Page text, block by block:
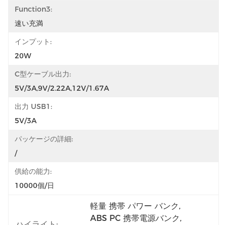
Function3:
速い充満
インプット:
20W
C型ケーブル出力:
5V/3A,9V/2.22A,12V/1.67A
出力 USB1:
5V/3A
パッケージの詳細:
/
供給の能力:
10000個/日
軽量 携帯 パワー バンク ,
ABS PC 携帯電源バンク ,